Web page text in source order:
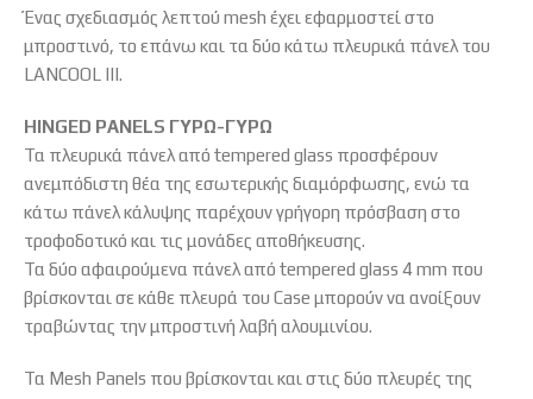
Ένας σχεδιασμός λεπτού mesh έχει εφαρμοστεί στο
μπροστινό, το επάνω και τα δύο κάτω πλευρικά πάνελ του
LANCOOL III.
HINGED PANELS ΓΥΡΩ-ΓΥΡΩ
Τα πλευρικά πάνελ από tempered glass προσφέρουν
ανεμπόδιστη θέα της εσωτερικής διαμόρφωσης, ενώ τα
κάτω πάνελ κάλυψης παρέχουν γρήγορη πρόσβαση στο
τροφοδοτικό και τις μονάδες αποθήκευσης.
Τα δύο αφαιρούμενα πάνελ από tempered glass 4 mm που
βρίσκονται σε κάθε πλευρά του Case μπορούν να ανοίξουν
τραβώντας την μπροστινή λαβή αλουμινίου.
Τα Mesh Panels που βρίσκονται και στις δύο πλευρές της